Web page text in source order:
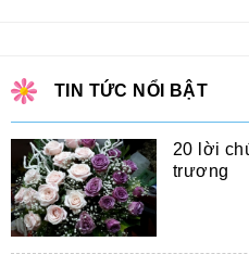
TIN TỨC NỔI BẬT
20 lời
trương